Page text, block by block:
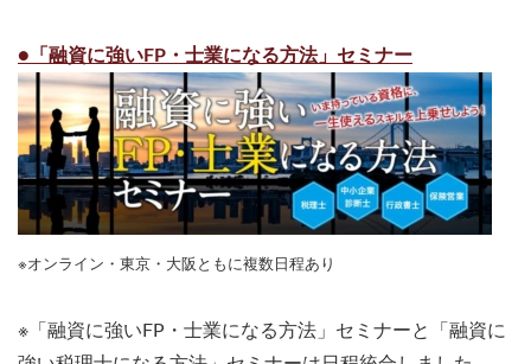
●「融資に強いFP・士業になる方法」セミナー
※オンライン・東京・大阪ともに複数日程あり
※「融資に強いFP・士業になる方法」セミナーと「融資に